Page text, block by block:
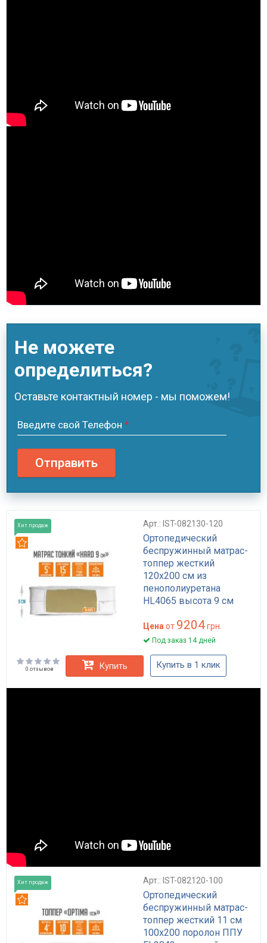
Не можете
определиться?
Оставьте контактный номер - мы поможем!
Введите свой Телефон *
Отправить
Хит продаж Арт.: IST-082130-120
Ортопедический
беспружинный матрас-
топпер жесткий
120x200 см из
пенополиуретана
HL4065 высота 9 см
модель HARD
Цена от 9204грн.
Под заказ 14 дней
0 отзывов Купить Купить в 1 клик
Хит продаж Арт.: IST-082120-100
Ортопедический
беспружинный матрас-
топпер жесткий 11 см
100x200 поролон ППУ